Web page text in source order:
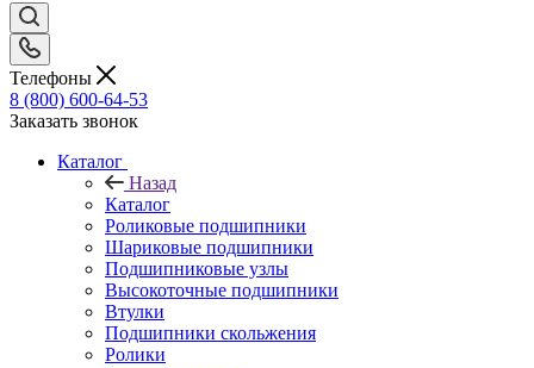
Телефоны
8 (800) 600-64-53
Заказать звонок
Каталог
Назад
Каталог
Роликовые подшипники
Шариковые подшипники
Подшипниковые узлы
Высокоточные подшипники
Втулки
Подшипники скольжения
Ролики